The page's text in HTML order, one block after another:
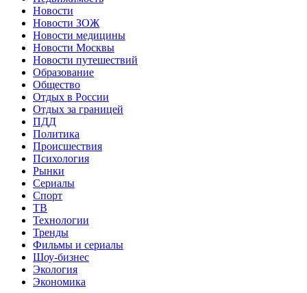
Новости
Новости ЗОЖ
Новости медицины
Новости Москвы
Новости путешествий
Образование
Общество
Отдых в России
Отдых за границей
ПДД
Политика
Происшествия
Психология
Рынки
Сериалы
Спорт
ТВ
Технологии
Тренды
Фильмы и сериалы
Шоу-бизнес
Экология
Экономика